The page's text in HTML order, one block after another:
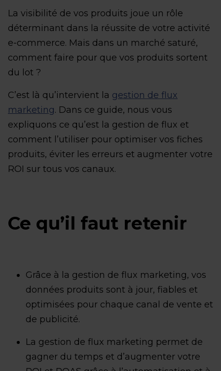
La visibilité de vos produits joue un rôle
déterminant dans la réussite de votre activité
e-commerce. Mais dans un marché saturé,
comment faire pour que vos produits sortent
du lot ?
C’est là qu’intervient la gestion de flux
marketing. Dans ce guide, nous vous
expliquons ce qu’est la gestion de flux et
comment l’utiliser pour optimiser vos fiches
produits, éviter les erreurs et augmenter votre
ROI sur tous vos canaux.
Ce qu’il faut retenir
Grâce à la gestion de flux marketing, vos
données produits sont à jour, fiables et
optimisées pour chaque canal de vente et
de publicité.
La gestion de flux marketing permet de
gagner du temps et d’augmenter votre